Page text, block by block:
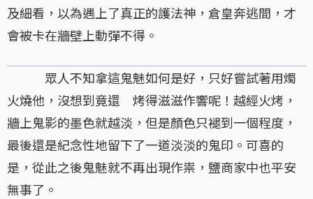
及細看，以為遇上了真正的護法神，倉皇奔逃間，才
會被卡在牆壁上動彈不得。
眾人不知拿這鬼魅如何是好，只好嘗試著用燭
火燒他，沒想到竟還 烤得滋滋作響呢！越經火烤，
牆上鬼影的墨色就越淡，但是顏色只褪到一個程度，
最後還是紀念性地留下了一道淡淡的鬼印。可喜的
是，從此之後鬼魅就不再出現作祟，鹽商家中也平安
無事了。